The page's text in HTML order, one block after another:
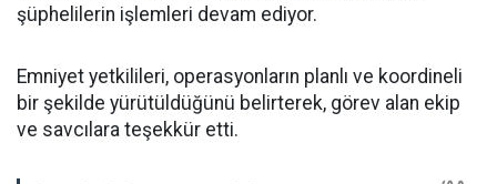
şüphelilerin işlemleri devam ediyor.
Emniyet yetkilileri, operasyonların planlı ve koordineli
bir şekilde yürütüldüğünü belirterek, görev alan ekip
ve savcılara teşekkür etti.